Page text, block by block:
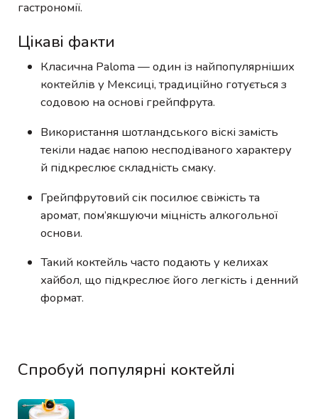
гастрономії.
Цікаві факти
Класична Paloma — один із найпопулярніших
коктейлів у Мексиці, традиційно готується з
содовою на основі грейпфрута.
Використання шотландського віскі замість
текіли надає напою несподіваного характеру
й підкреслює складність смаку.
Грейпфрутовий сік посилює свіжість та
аромат, пом’якшуючи міцність алкогольної
основи.
Такий коктейль часто подають у келихах
хайбол, що підкреслює його легкість і денний
формат.
Спробуй популярні коктейлі